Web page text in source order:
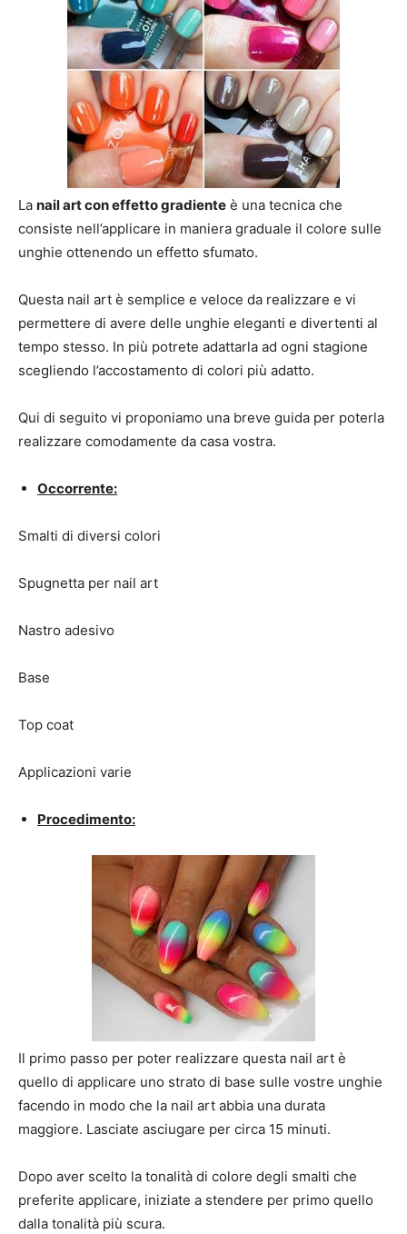
La nail art con effetto gradiente è una tecnica che
consiste nell’applicare in maniera graduale il colore sulle
unghie ottenendo un effetto sfumato.
Questa nail art è semplice e veloce da realizzare e vi
permettere di avere delle unghie eleganti e divertenti al
tempo stesso. In più potrete adattarla ad ogni stagione
scegliendo l’accostamento di colori più adatto.
Qui di seguito vi proponiamo una breve guida per poterla
realizzare comodamente da casa vostra.
Occorrente:
Smalti di diversi colori
Spugnetta per nail art
Nastro adesivo
Base
Top coat
Applicazioni varie
Procedimento:
Il primo passo per poter realizzare questa nail art è
quello di applicare uno strato di base sulle vostre unghie
facendo in modo che la nail art abbia una durata
maggiore. Lasciate asciugare per circa 15 minuti.
Dopo aver scelto la tonalità di colore degli smalti che
preferite applicare, iniziate a stendere per primo quello
dalla tonalità più scura.